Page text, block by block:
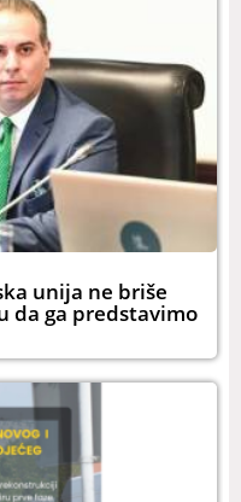
unija ne briše
da ga predstavimo